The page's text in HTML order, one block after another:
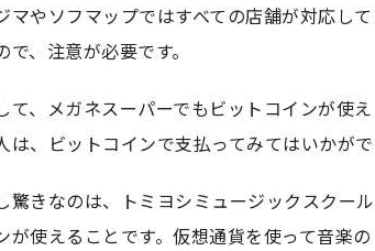
マやソフマップではすべての店舗が対応し
で、注意が必要です。
て、メガネスーパーでもビットコインが使
は、ビットコインで支払ってみてはいかがで
驚きなのは、トミヨシミュージックスクー
が使えることです。仮想通貨を使って音楽